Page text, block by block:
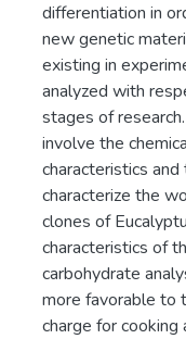
differentiation in
new genetic
existing in
analyzed with
stages of
involve the
characteristics
characterize the
clones of
characteristics of
carbohydrate
more favorable to
charge for